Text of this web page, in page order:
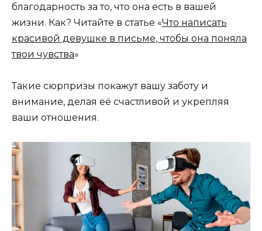
благодарность за то, что она есть в вашей
жизни.​ Как? Читайте в статье «Что написать
красивой девушке в письме, чтобы она поняла
твои чувства»
Такие сюрпризы покажут вашу заботу и
внимание, делая её счастливой и укрепляя
ваши отношения.